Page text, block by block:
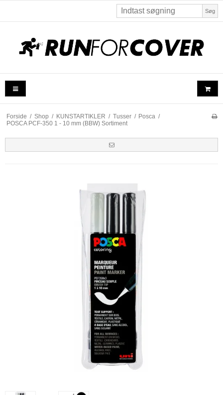
Søg
Forside / Shop / KUNSTARTIKLER / Tusser / Posca /
POSCA PCF-350 1 - 10 mm (BBW) Sortiment